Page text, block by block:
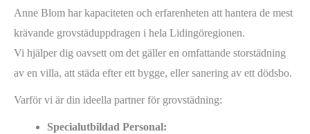
Anne Blom har kapaciteten och erfarenheten att hantera de mest
krävande grovstäduppdragen i hela Lidingöregionen.
Vi hjälper dig oavsett om det gäller en omfattande storstädning
av en villa, att städa efter ett bygge, eller sanering av ett dödsbo.
Varför vi är din ideella partner för grovstädning:
Specialutbildad Personal: